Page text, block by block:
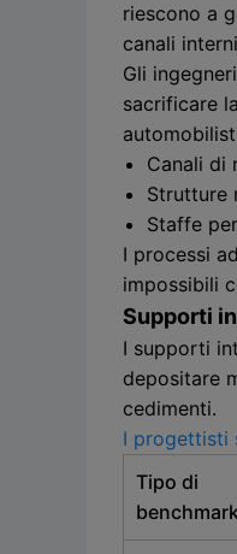
riescono a
canali
Gli
sacrificare
Canali di
Strutture
Staffe
I processi
impossibili
Supporti
I supporti
depositare
cedimenti.
I progettisti
Tipo di